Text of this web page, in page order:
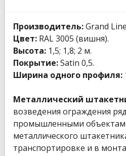
Производитель:Grand
Цвет: RAL 3005 (вишня).
Высота: 1,5; 1,8; 2 м.
Покрытие:Satin 0,5.
Ширина одного профиля:
Металлический
возведения ограждения
промышленными
металлического
транспортировке и в